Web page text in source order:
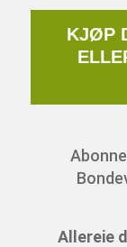
KJØP
Allereie